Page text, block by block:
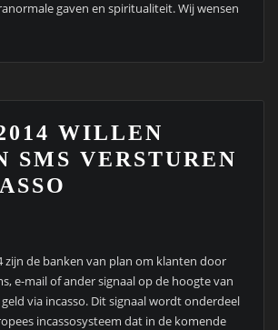
gaven en spiritualiteit. Wij wensen
WILLEN
SMS VERSTUREN
zijn de banken van plan om klanten door
e-mail of ander signaal op de hoogte van
via incasso. Dit signaal wordt onderdeel
incassosysteem dat in de komende